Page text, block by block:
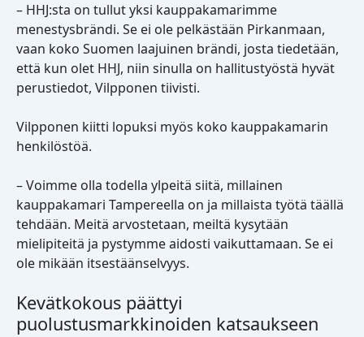
– HHJ:sta on tullut yksi kauppakamarimme
menestysbrändi. Se ei ole pelkästään Pirkanmaan,
vaan koko Suomen laajuinen brändi, josta tiedetään,
että kun olet HHJ, niin sinulla on hallitustyöstä hyvät
perustiedot, Vilpponen tiivisti.
Vilpponen kiitti lopuksi myös koko kauppakamarin
henkilöstöä.
– Voimme olla todella ylpeitä siitä, millainen
kauppakamari Tampereella on ja millaista työtä täällä
tehdään. Meitä arvostetaan, meiltä kysytään
mielipiteitä ja pystymme aidosti vaikuttamaan. Se ei
ole mikään itsestäänselvyys.
Kevätkokous päättyi
puolustusmarkkinoiden katsaukseen